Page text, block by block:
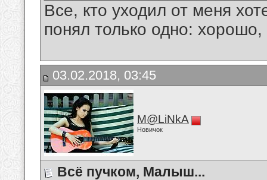
Все, кто уходил от меня
понял только одно:
03.02.2018, 03:45
M@LiNkA
Новичок
Всё пучком, Малыш...